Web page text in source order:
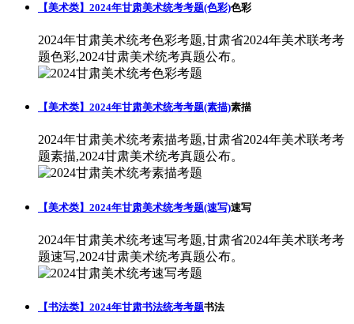
【美术类】2024年甘肃美术统考考题(色彩)色彩
2024年甘肃美术统考色彩考题,甘肃省2024年美术联考考
题色彩,2024甘肃美术统考真题公布。
【美术类】2024年甘肃美术统考考题(素描)素描
2024年甘肃美术统考素描考题,甘肃省2024年美术联考考
题素描,2024甘肃美术统考真题公布。
【美术类】2024年甘肃美术统考考题(速写)速写
2024年甘肃美术统考速写考题,甘肃省2024年美术联考考
题速写,2024甘肃美术统考真题公布。
【书法类】2024年甘肃书法统考考题书法